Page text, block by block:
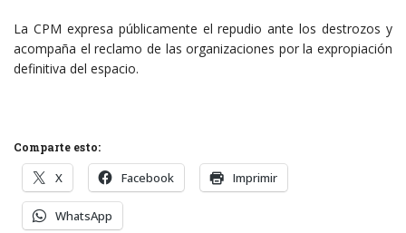
La CPM expresa públicamente el repudio ante los destrozos y
acompaña el reclamo de las organizaciones por la expropiación
definitiva del espacio.
Comparte esto:
X Facebook Imprimir
WhatsApp